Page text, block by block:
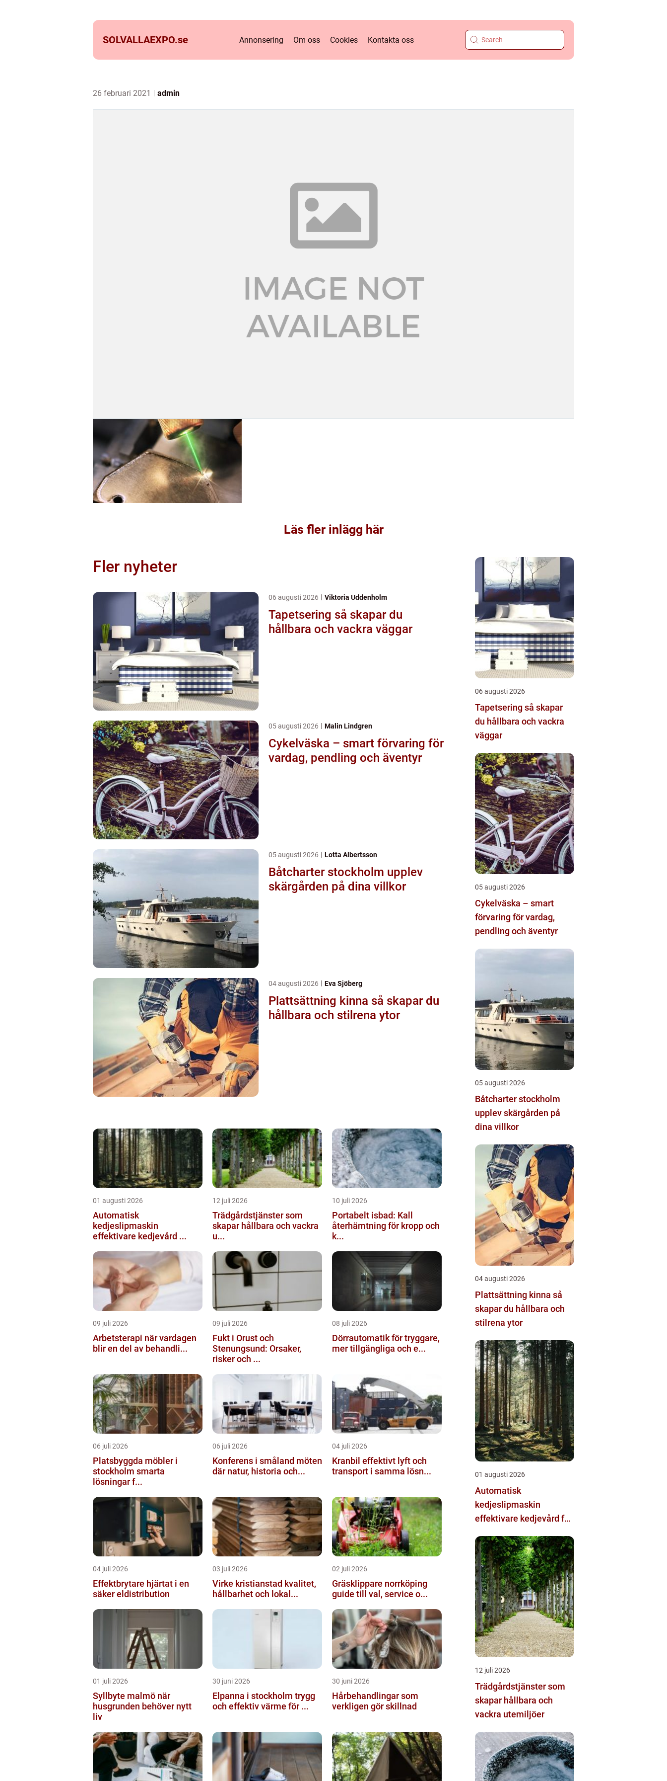
SOLVALLAEXPO.se Annonsering Om oss Cookies Kontakta oss
26 februari 2021 admin
Läs fler inlägg här
Fler nyheter
06 augusti 2026 Viktoria Uddenholm
Tapetsering så skapar du
hållbara och vackra väggar
05 augusti 2026 Malin Lindgren
Cykelväska – smart förvaring för
vardag, pendling och äventyr
05 augusti 2026 Lotta Albertsson
Båtcharter stockholm upplev
skärgården på dina villkor
04 augusti 2026 Eva Sjöberg
Plattsättning kinna så skapar du
hållbara och stilrena ytor
01 augusti 2026
Automatisk
kedjeslipmaskin
effektivare kedjevård ...
12 juli 2026
Trädgårdstjänster som
skapar hållbara och vackra
u...
10 juli 2026
Portabelt isbad: Kall
återhämtning för kropp och
k...
09 juli 2026
Arbetsterapi när vardagen
blir en del av behandli...
09 juli 2026
Fukt i Orust och
Stenungsund: Orsaker,
risker och ...
08 juli 2026
Dörrautomatik för tryggare,
mer tillgängliga och e...
06 juli 2026
Platsbyggda möbler i
stockholm smarta
lösningar f...
06 juli 2026
Konferens i småland möten
där natur, historia och...
04 juli 2026
Kranbil effektivt lyft och
transport i samma lösn...
04 juli 2026
Effektbrytare hjärtat i en
säker eldistribution
03 juli 2026
Virke kristianstad kvalitet,
hållbarhet och lokal...
02 juli 2026
Gräsklippare norrköping
guide till val, service o...
01 juli 2026
Syllbyte malmö när
husgrunden behöver nytt
liv
30 juni 2026
Elpanna i stockholm trygg
och effektiv värme för ...
30 juni 2026
Hårbehandlingar som
verkligen gör skillnad
06 augusti 2026
Tapetsering så skapar
du hållbara och vackra
väggar
05 augusti 2026
Cykelväska – smart
förvaring för vardag,
pendling och äventyr
05 augusti 2026
Båtcharter stockholm
upplev skärgården på
dina villkor
04 augusti 2026
Plattsättning kinna så
skapar du hållbara och
stilrena ytor
01 augusti 2026
Automatisk
kedjeslipmaskin
effektivare kedjevård för
12 juli 2026
Trädgårdstjänster som
skapar hållbara och
vackra utemiljöer